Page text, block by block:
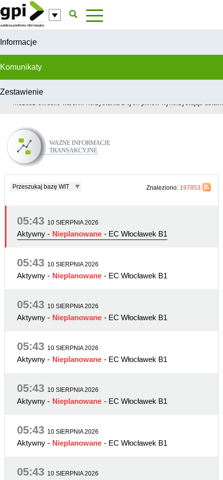
Przejdź do komentarzy
Informacje
Komunikaty
Zestawienie
W celu świadczenia usług na najwyższym poziomie, serwis GPI
Możesz określić warunki korzystania z tych plików wykorzystując
Ważne Informacje Transakcyjne
Znaleziono: 197853
Przeszukaj bazę WIT
05:43 10 SIERPNIA 2026
Aktywny- Nieplanowane - EC Włocławek B1
05:43 10 SIERPNIA 2026
Aktywny- Nieplanowane - EC Włocławek B1
05:43 10 SIERPNIA 2026
Aktywny- Nieplanowane - EC Włocławek B1
05:43 10 SIERPNIA 2026
Aktywny- Nieplanowane - EC Włocławek B1
05:43 10 SIERPNIA 2026
Aktywny- Nieplanowane - EC Włocławek B1
05:43 10 SIERPNIA 2026
Aktywny- Nieplanowane - EC Włocławek B1
05:43 10 SIERPNIA 2026